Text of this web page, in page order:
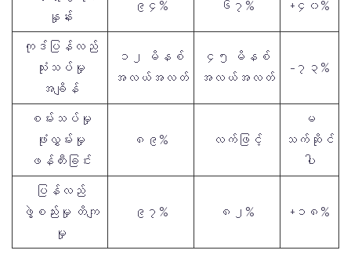
နှုန်း
၉၄% ၆၇% +၄၀%
ကုဒ်ပြန်လည်
သုံးသပ်မှု
အချိန်
၁၂ မိနစ်
အလယ်အလတ်
၄၅ မိနစ်
အလယ်အလတ်
-၇၃%
စမ်းသပ်မှု
ဖုံးလွှမ်းမှု
ဖန်တီးခြင်း
၈၉% လက်ဖြင့်
မ
သက်ဆိုင်
ပါ
ပြန်လည်
ဖွဲ့စည်းမှု တိကျ
မှု
၉၇% ၈၂% +၁၈%